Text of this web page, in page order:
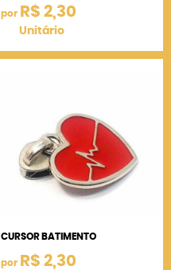
por R$ 2,30
Unitário
CURSOR BATIMENTO
por R$ 2,30